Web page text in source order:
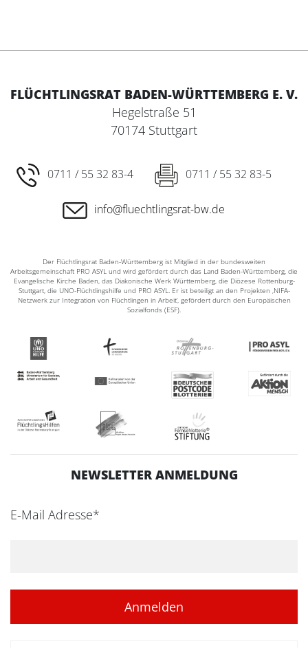
FLÜCHTLINGSRAT BADEN-WÜRTTEMBERG E. V.
Hegelstraße 51
70174 Stuttgart
0711 / 55 32 83-4 0711 / 55 32 83-5
info@fluechtlingsrat-bw.de
Der Flüchtlingsrat Baden-Württemberg ist Mitglied in der bundesweiten
Arbeitsgemeinschaft PRO ASYL und wird gefördert durch das Land Baden-Württemberg, die
Evangelische Kirche Baden, das Diakonische Werk Württemberg, die Diözese Rottenburg-
Stuttgart, die UNO-Flüchtlingshilfe und PRO ASYL. Er ist beteiligt an den Projekten ‚NIFA-
Netzwerk zur Integration von Flüchtlingen in Arbeit‘, gefördert durch den Europäischen
Sozialfonds (ESF).
NEWSLETTER ANMELDUNG
E-Mail Adresse*